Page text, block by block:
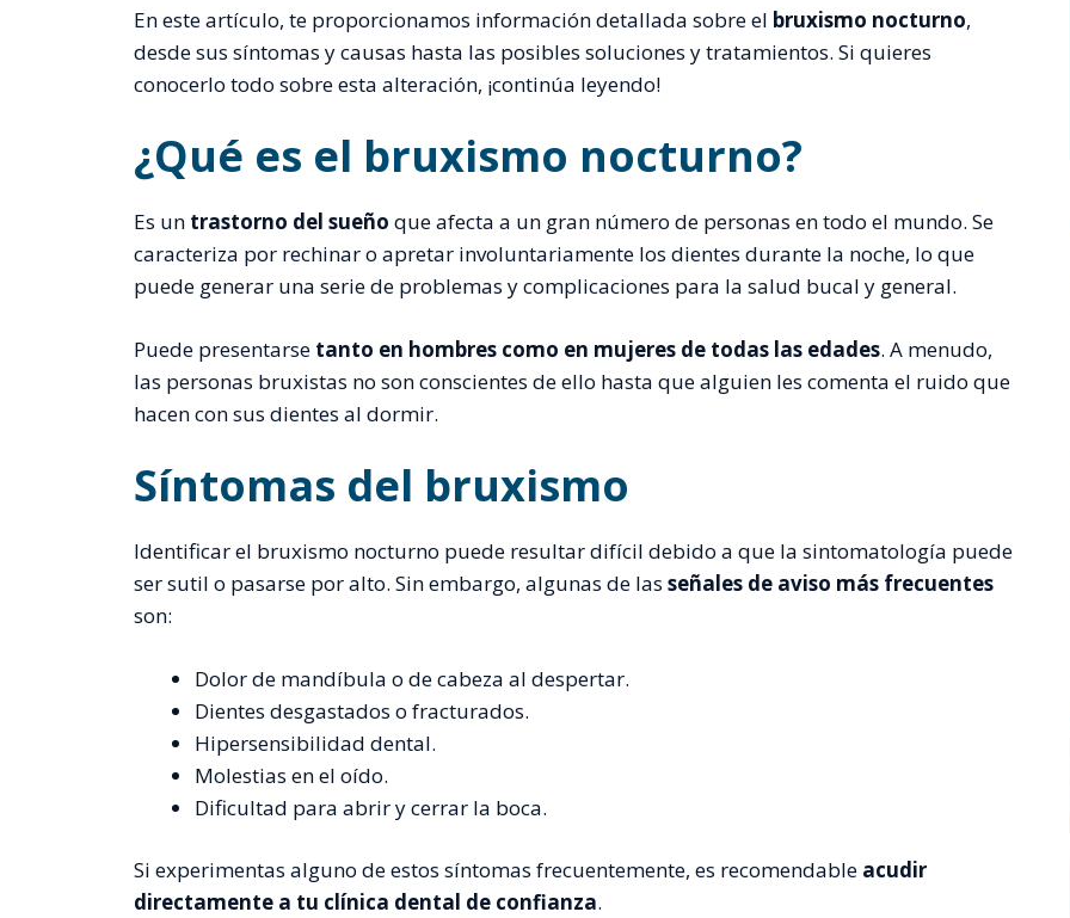
En este artículo, te proporcionamos información detallada sobre el bruxismo nocturno,
desde sus síntomas y causas hasta las posibles soluciones y tratamientos. Si quieres
conocerlo todo sobre esta alteración, ¡continúa leyendo!
¿Qué es el bruxismo nocturno?
Es un trastorno del sueño que afecta a un gran número de personas en todo el mundo. Se
caracteriza por rechinar o apretar involuntariamente los dientes durante la noche, lo que
puede generar una serie de problemas y complicaciones para la salud bucal y general.
Puede presentarse tanto en hombres como en mujeres de todas las edades. A menudo,
las personas bruxistas no son conscientes de ello hasta que alguien les comenta el ruido que
hacen con sus dientes al dormir.
Síntomas del bruxismo
Identificar el bruxismo nocturno puede resultar difícil debido a que la sintomatología puede
ser sutil o pasarse por alto. Sin embargo, algunas de las señales de aviso más frecuentes
son:
Dolor de mandíbula o de cabeza al despertar.
Dientes desgastados o fracturados.
Hipersensibilidad dental.
Molestias en el oído.
Dificultad para abrir y cerrar la boca.
Si experimentas alguno de estos síntomas frecuentemente, es recomendable acudir
directamente a tu clínica dental de confianza.